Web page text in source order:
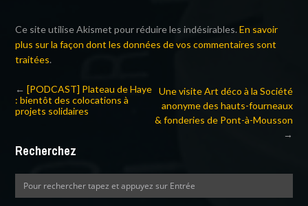
Ce site utilise Akismet pour réduire les indésirables.En savoir
plus sur la façon dont les données de vos commentaires sont
traitées.
←[PODCAST] Plateau de Haye
: bientôt des colocations à
projets solidaires
Une visite Art déco à la Société
anonyme des hauts-fourneaux
& fonderies de Pont-à-Mousson
→
Recherchez